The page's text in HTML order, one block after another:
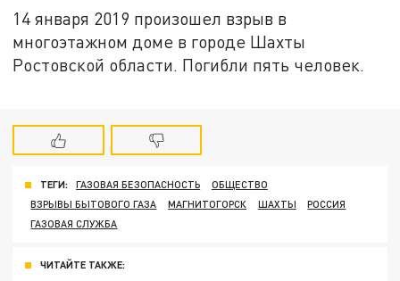
14 января 2019 произошел взрыв в
многоэтажном доме в городе Шахты
Ростовской области. Погибли пять человек.
ТЕГИ: ГАЗОВАЯ БЕЗОПАСНОСТЬ
ОБЩЕСТВО
ВЗРЫВЫ БЫТОВОГО ГАЗА
МАГНИТОГОРСК ШАХТЫ
РОССИЯ
ГАЗОВАЯ СЛУЖБА
ЧИТАЙТЕ ТАКЖЕ: